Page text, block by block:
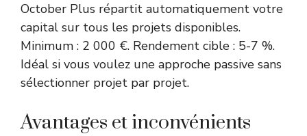
October Plus répartit automatiquement votre
capital sur tous les projets disponibles.
Minimum : 2 000 €. Rendement cible : 5-7 %.
Idéal si vous voulez une approche passive sans
sélectionner projet par projet.
Avantages et inconvénients